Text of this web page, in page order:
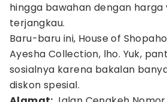
hingga bawahan dengan harga
terjangkau.
Baru-baru ini, House of
Ayesha Collection, lho. Yuk,
sosialnya karena bakalan
diskon spesial.